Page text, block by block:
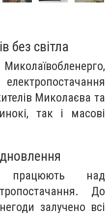
без світла
Миколаєва та
так і масові
працюють над
До
залучено всі